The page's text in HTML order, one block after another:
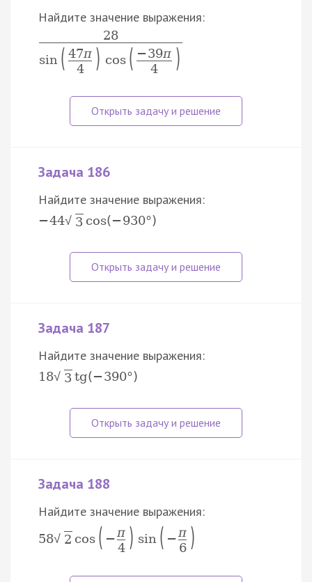
Найдите значение выражения:
28
sin ( 47π
4
) cos ( −39π
4
)
Задача 186
Найдите значение выражения:
−44√ 3 cos(−930°)
Задача 187
Найдите значение выражения:
18√ 3 tg(−390°)
Задача 188
Найдите значение выражения:
58√ 2 cos ( −π
4 ) sin ( −π
6 )